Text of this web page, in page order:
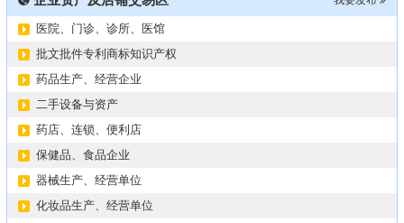
09-27
膝关节修复药物融资计划
华北某药厂转让（年利有3000多万）
某医药销售团队寻求品种大包
“粤省心”为企业定制专业化的财务服务
【专注投资】城投 交投 建投等国企项目合作
【寻求合作】海外代理、慈善机构
某资方在全国大量求购各地机构
医院、门诊、诊所、医馆
批文批件专利商标知识产权
药品生产、经营企业
二手设备与资产
药店、连锁、便利店
保健品、食品企业
器械生产、经营单位
化妆品生产、经营单位